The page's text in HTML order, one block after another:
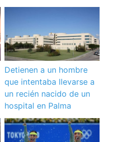
Detienen a un hombre
que intentaba llevarse a
un recién nacido de un
hospital en Palma